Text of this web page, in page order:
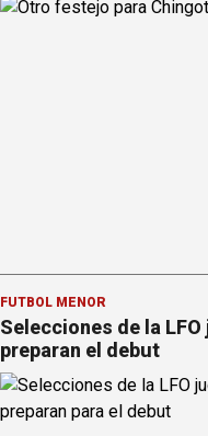
FÚTBOL MENOR
Selecciones de la
preparan el debut